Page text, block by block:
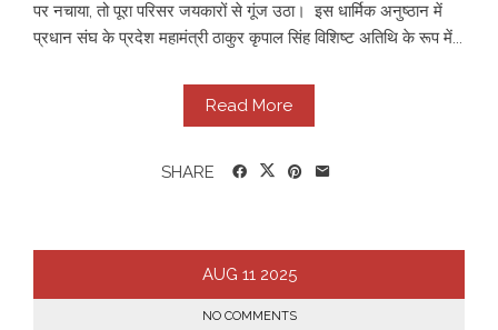
पर नचाया, तो पूरा परिसर जयकारों से गूंज उठा। ​ ​इस धार्मिक अनुष्ठान में
प्रधान संघ के प्रदेश महामंत्री ठाकुर कृपाल सिंह विशिष्ट अतिथि के रूप में...
Read More
SHARE
AUG 11 2025
NO COMMENTS